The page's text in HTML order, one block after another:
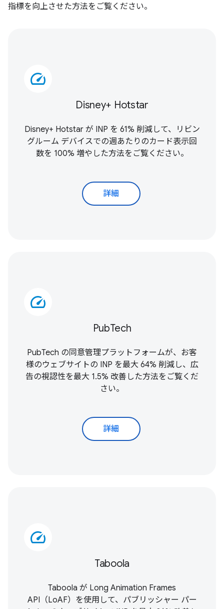
指標を向上させた方法をご覧ください。
speed
Disney+ Hotstar
Disney+ Hotstar が INP を 61% 削減して、リビン
グルーム デバイスでの週あたりのカード表示回
数を 100% 増やした方法をご覧ください。
詳細
speed
PubTech
PubTech の同意管理プラットフォームが、お客
様のウェブサイトの INP を最大 64% 削減し、広
告の視認性を最大 1.5% 改善した方法をご覧くだ
さい。
詳細
speed
Taboola
Taboola が Long Animation Frames
API（LoAF） を使用して、パブリッシャー パー